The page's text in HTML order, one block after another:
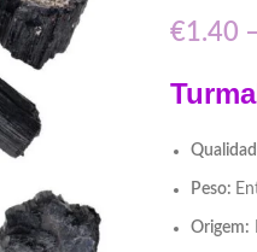
€1.40 –
Peso:
Origem: